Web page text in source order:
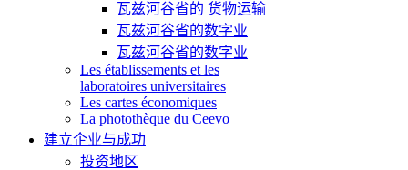
瓦兹河谷省的 货物运输
瓦兹河谷省的数字业
瓦兹河谷省的数字业
Les établissements et les
laboratoires universitaires
Les cartes économiques
La photothèque du Ceevo
建立企业与成功
投资地区